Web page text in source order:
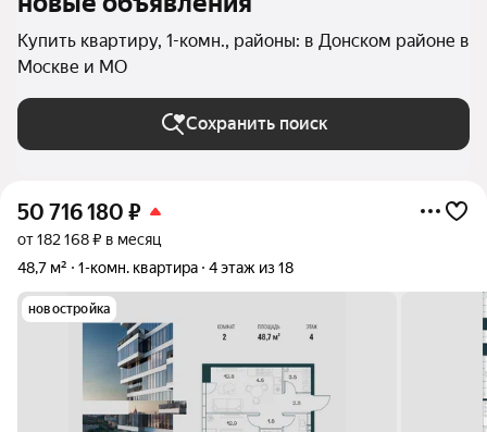
Купить квартиру, 1-комн., районы: в Донском районе в
Москве и МО
Сохранить поиск
50 716 180 ₽
от 182 168 ₽ в месяц
48,7 м²
1-комн. квартира 4 этаж из 18
новостройка